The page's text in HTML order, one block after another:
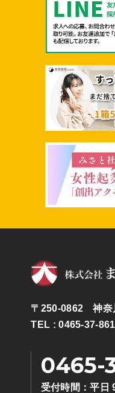
〒250-0862 神奈
TEL : 0465-37-
0465-
受付時間：平日